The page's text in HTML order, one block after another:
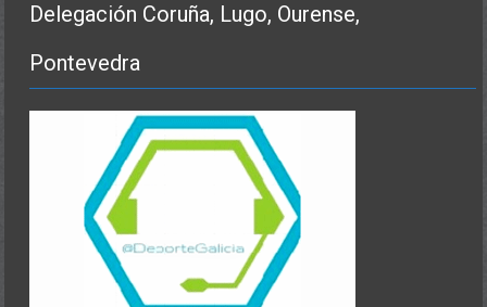
Delegación Coruña, Lugo, Ourense,
Pontevedra